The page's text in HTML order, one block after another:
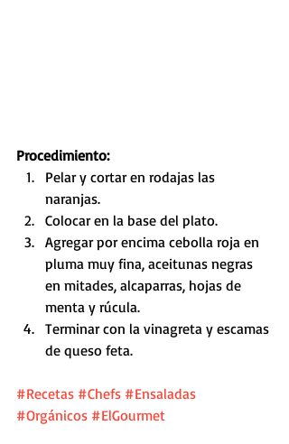
Procedimiento:
Pelar y cortar en rodajas las
naranjas.
Colocar en la base del plato.
Agregar por encima cebolla roja en
pluma muy fina, aceitunas negras
en mitades, alcaparras, hojas de
menta y rúcula.
Terminar con la vinagreta y escamas
de queso feta.
#Recetas #Chefs #Ensaladas
#Orgánicos #ElGourmet